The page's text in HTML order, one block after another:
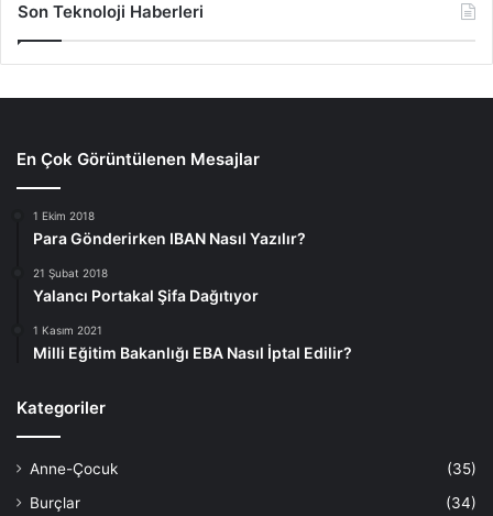
Son Teknoloji Haberleri
En Çok Görüntülenen Mesajlar
1 Ekim 2018
Para Gönderirken IBAN Nasıl Yazılır?
21 Şubat 2018
Yalancı Portakal Şifa Dağıtıyor
1 Kasım 2021
Milli Eğitim Bakanlığı EBA Nasıl İptal Edilir?
Kategoriler
Anne-Çocuk
(35)
Burçlar
(34)